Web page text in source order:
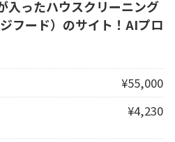
入ったハウスクリーニング
フード）のサイト！AIプロ
¥55,000
¥4,230